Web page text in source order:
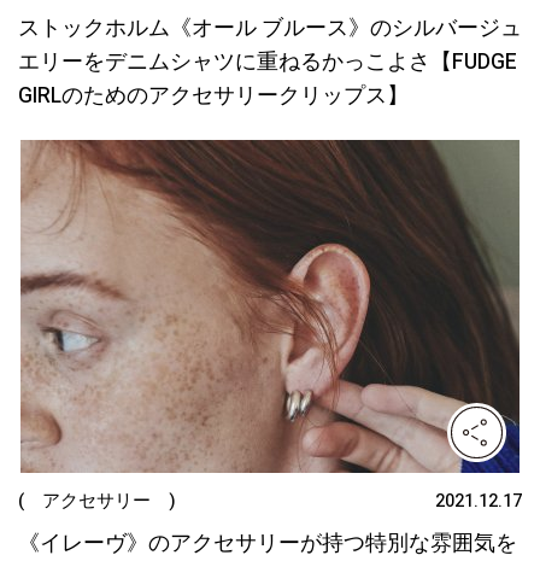
ストックホルム《オール ブルース》のシルバージュ
エリーをデニムシャツに重ねるかっこよさ【FUDGE
GIRLのためのアクセサリークリップス】
( アクセサリー ) 2021.12.17
《イレーヴ》のアクセサリーが持つ特別な雰囲気を